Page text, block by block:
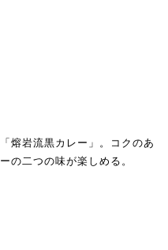
熔岩流黒カレー」。コクのあ
の二つの味が楽しめる。